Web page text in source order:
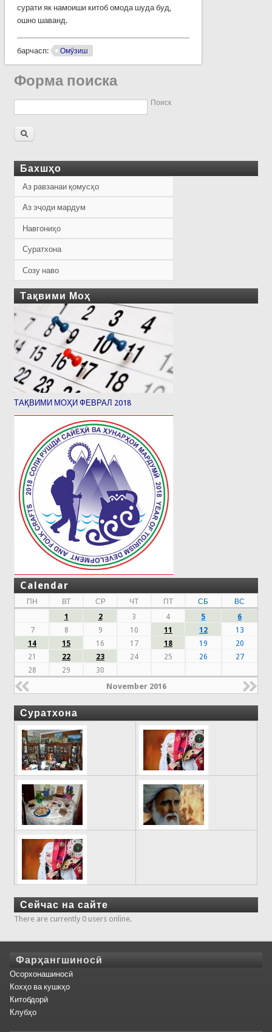
сурати як намоиши китоб омода шуда буд,
ошно шаванд.
барчасп: Омӯзиш
Форма поиска
Поиск
Бахшҳо
Аз равзанаи қомусҳо
Аз эҷоди мардум
Навгониҳо
Суратхона
Созу наво
Тақвими Моҳ
ТАҚВИМИ МОҲИ ФЕВРАЛ 2018
Calendar
ПН ВТ СР ЧТ ПТ СБ
ВС
1
2 3 4 5
6
7
8 9 10 11 12
13
14
15 16 17 18 19
20
21
22 23 24 25 26
27
28
29 30
November 2016
Суратхона
Сейчас на сайте
There are currently 0 users online.
Фарҳангшиносӣ
Осорхонашиносӣ
Кохҳо ва кушкҳо
Китобдорӣ
Клубҳо